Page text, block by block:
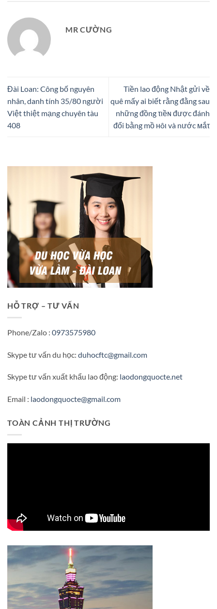
MR CƯỜNG
Đài Loan: Công bố nguyên
nhân, danh tính 35/80 người
Việt thiệt mạng chuyên tàu
408
Tiền lao động Nhật gửi về
quê mấy ai biết rằng đằng sau
những đồng τιềɴ được đánh
đổi bằng mồ ʜôι và nước мắτ
HỖ TRỢ – TƯ VẤN
Phone/Zalo : 0973575980
Skype tư vấn du học: duhocftc@gmail.com
Skype tư vấn xuất khẩu lao động: laodongquocte.net
Email : laodongquocte@gmail.com
TOÀN CẢNH THỊ TRƯỜNG